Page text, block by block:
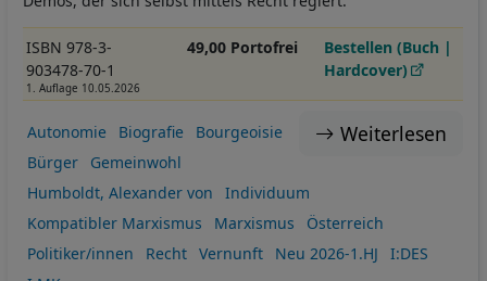
ISBN 978-3-
903478-70-1
1. Auflage 10.05.2026
49,00 Portofrei
Bestellen (Buch |
Hardcover)
Weiterlesen
Autonomie Biografie
Bourgeoisie
Bürger
Gemeinwohl
Humboldt, Alexander von
Individuum
Kompatibler Marxismus
Marxismus
Österreich
Politiker/innen
Recht Vernunft Neu 2026-1.HJ
I:DES